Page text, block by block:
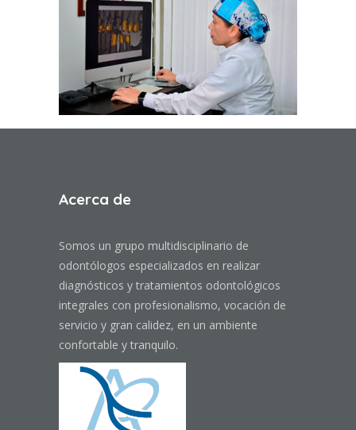
Acerca de
Somos un grupo multidisciplinario de
odontólogos especializados en realizar
diagnósticos y tratamientos odontológicos
integrales con profesionalismo, vocación de
servicio y gran calidez, en un ambiente
confortable y tranquilo.